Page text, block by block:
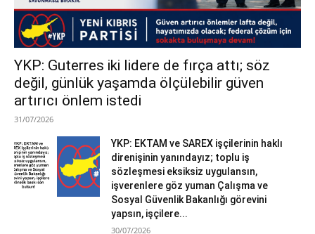
YKP: Guterres iki lidere de fırça attı; söz
değil, günlük yaşamda ölçülebilir güven
artırıcı önlem istedi
31/07/2026
YKP: EKTAM ve SAREX işçilerinin haklı
direnişinin yanındayız; toplu iş
sözleşmesi eksiksiz uygulansın,
işverenlere göz yuman Çalışma ve
Sosyal Güvenlik Bakanlığı görevini
yapsın, işçilere...
30/07/2026